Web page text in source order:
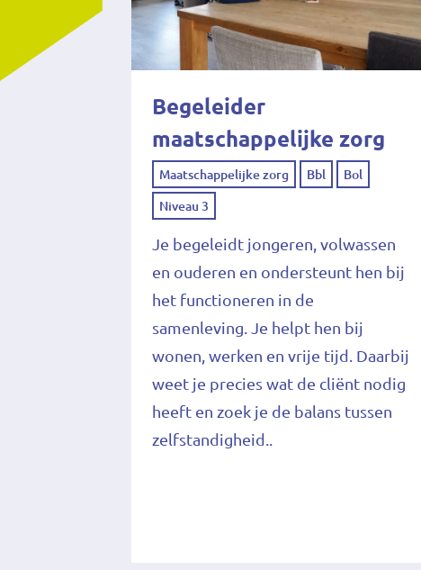
Begeleider
maatschappelijke zorg
Maatschappelijke zorg Bbl Bol
Niveau 3
Je begeleidt jongeren, volwassen
en ouderen en ondersteunt hen bij
het functioneren in de
samenleving. Je helpt hen bij
wonen, werken en vrije tijd. Daarbij
weet je precies wat de cliënt nodig
heeft en zoek je de balans tussen
zelfstandigheid..